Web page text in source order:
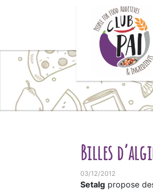
Billes
03/12/2012
Setalg propose